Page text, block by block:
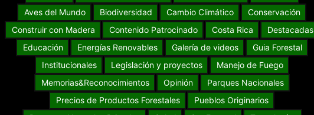
Aves del Mundo
Biodiversidad Cambio Climático
Conservación
Construir con Madera
Contenido Patrocinado Costa Rica
Destacadas
Educación
Energías Renovables Galería de videos
Guia Forestal
Institucionales
Legislación y proyectos
Manejo de Fuego
Memorias&Reconocimientos
Opinión
Parques Nacionales
Precios de Productos Forestales
Pueblos Originarios